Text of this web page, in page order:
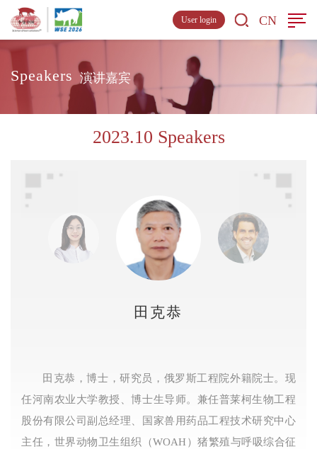
CN
User login
Speakers 演讲嘉宾
2023.10 Speakers
田克恭
田克恭，博士，研究员，俄罗斯工程院外籍院士。现
任河南农业大学教授、博士生导师。兼任普莱柯生物工程
股份有限公司副总经理、国家兽用药品工程技术研究中心
主任，世界动物卫生组织（WOAH）猪繁殖与呼吸综合征